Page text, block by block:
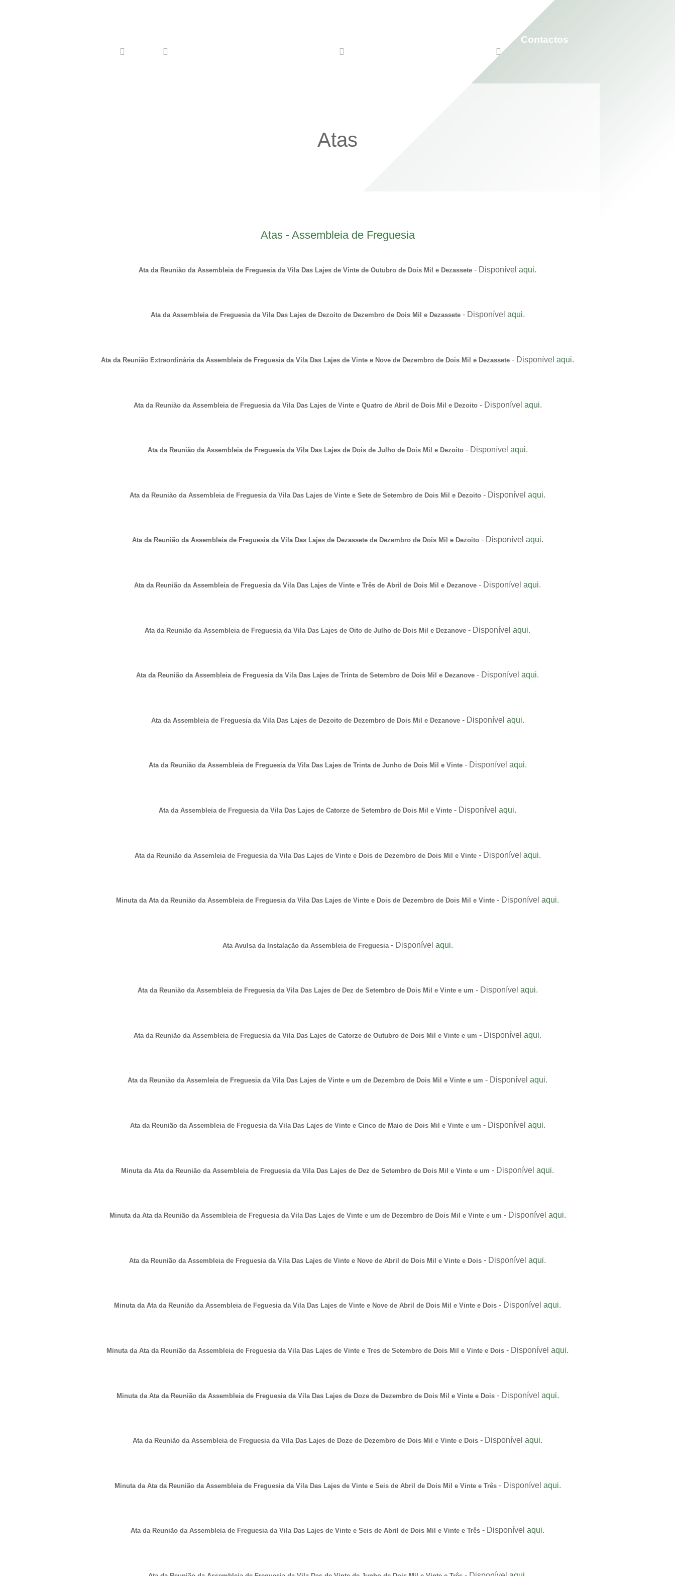
Contactos
Atas
Atas - Assembleia de Freguesia
Ata da Reunião da Assembleia de Freguesia da Vila Das Lajes de Vinte de Outubro de Dois Mil e Dezassete - Disponível aqui.
Ata da Assembleia de Freguesia da Vila Das Lajes de Dezoito de Dezembro de Dois Mil e Dezassete- Disponível aqui.
Ata da Reunião Extraordinária da Assembleia de Freguesia da Vila Das Lajes de Vinte e Nove de Dezembro de Dois Mil e Dezassete - Disponível aqui.
Ata da Reunião da Assembleia de Freguesia da Vila Das Lajes de Vinte e Quatro de Abril de Dois Mil e Dezoito- Disponível aqui.
Ata da Reunião da Assembleia de Freguesia da Vila Das Lajes de Dois de Julho de Dois Mil e Dezoito- Disponível aqui.
Ata da Reunião da Assembleia de Freguesia da Vila Das Lajes de Vinte e Sete de Setembro de Dois Mil e Dezoito - Disponível aqui.
Ata da Reunião da Assembleia de Freguesia da Vila Das Lajes de Dezassete de Dezembro de Dois Mil e Dezoito- Disponível aqui.
Ata da Reunião da Assembleia de Freguesia da Vila Das Lajes de Vinte e Três de Abril de Dois Mil e Dezanove - Disponível aqui.
Ata da Reunião da Assembleia de Freguesia da Vila Das Lajes de Oito de Julho de Dois Mil e Dezanove - Disponível aqui.
Ata da Reunião da Assembleia de Freguesia da Vila Das Lajes de Trinta de Setembro de Dois Mil e Dezanove - Disponível aqui.
Ata da Assembleia de Freguesia da Vila Das Lajes de Dezoito de Dezembro de Dois Mil e Dezanove- Disponível aqui.
Ata da Reunião da Assembleia de Freguesia da Vila Das Lajes de Trinta de Junho de Dois Mil e Vinte- Disponível aqui.
Ata da Assembleia de Freguesia da Vila Das Lajes de Catorze de Setembro de Dois Mil e Vinte - Disponível aqui.
Ata da Reunião da Assemleia de Freguesia da Vila Das Lajes de Vinte e Dois de Dezembro de Dois Mil e Vinte- Disponível aqui.
Minuta da Ata da Reunião da Assembleia de Freguesia da Vila Das Lajes de Vinte e Dois de Dezembro de Dois Mil e Vinte - Disponível aqui.
Ata Avulsa da Instalação da Assembleia de Freguesia- Disponível aqui.
Ata da Reunião da Assembleia de Freguesia da Vila Das Lajes de Dez de Setembro de Dois Mil e Vinte e um - Disponível aqui.
Ata da Reunião da Assembleia de Freguesia da Vila Das Lajes de Catorze de Outubro de Dois Mil e Vinte e um - Disponível aqui.
Ata da Reunião da Assemleia de Freguesia da Vila Das Lajes de Vinte e um de Dezembro de Dois Mil e Vinte e um - Disponível aqui.
Ata da Reunião da Assembleia de Freguesia da Vila Das Lajes de Vinte e Cinco de Maio de Dois Mil e Vinte e um - Disponível aqui.
Minuta da Ata da Reunião da Assembleia de Freguesia da Vila Das Lajes de Dez de Setembro de Dois Mil e Vinte e um - Disponível aqui.
Minuta da Ata da Reunião da Assembleia de Freguesia da Vila Das Lajes de Vinte e um de Dezembro de Dois Mil e Vinte e um - Disponível aqui.
Ata da Reunião da Assembleia de Freguesia da Vila Das Lajes de Vinte e Nove de Abril de Dois Mil e Vinte e Dois - Disponível aqui.
Minuta da Ata da Reunião da Assembleia de Feguesia da Vila Das Lajes de Vinte e Nove de Abril de Dois Mil e Vinte e Dois - Disponível aqui.
Minuta da Ata da Reunião da Assembleia de Freguesia da Vila Das Lajes de Vinte e Tres de Setembro de Dois Mil e Vinte e Dois - Disponível aqui.
Minuta da Ata da Reunião da Assembleia de Freguesia da Vila Das Lajes de Doze de Dezembro de Dois Mil e Vinte e Dois- Disponível aqui.
Ata da Reunião da Assembleia de Freguesia da Vila Das Lajes de Doze de Dezembro de Dois Mil e Vinte e Dois - Disponível aqui.
Minuta da Ata da Reunião da Assembleia de Freguesia da Vila Das Lajes de Vinte e Seis de Abril de Dois Mil e Vinte e Três- Disponível aqui.
Ata da Reunião da Assembleia de Freguesia da Vila Das Lajes de Vinte e Seis de Abril de Dois Mil e Vinte e Três - Disponível aqui.